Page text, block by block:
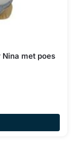
met poes